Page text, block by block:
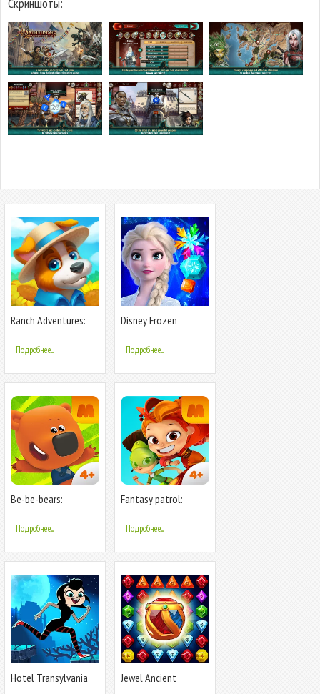
Ranch Adventures:
Подробнее...
Disney Frozen
Подробнее...
Be-be-bears:
Подробнее...
Fantasy patrol:
Подробнее...
Hotel Transylvania
Jewel Ancient